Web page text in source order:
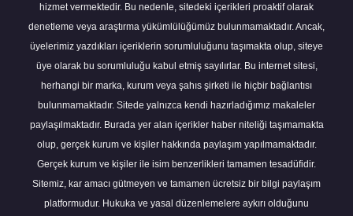
hizmet vermektedir. Bu nedenle, sitedeki içerikleri proaktif olarak
denetleme veya araştırma yükümlülüğümüz bulunmamaktadır. Ancak,
üyelerimiz yazdıkları içeriklerin sorumluluğunu taşımakta olup, siteye
üye olarak bu sorumluluğu kabul etmiş sayılırlar. Bu internet sitesi,
herhangi bir marka, kurum veya şahıs şirketi ile hiçbir bağlantısı
bulunmamaktadır. Sitede yalnızca kendi hazırladığımız makaleler
paylaşılmaktadır. Burada yer alan içerikler haber niteliği taşımamakta
olup, gerçek kurum ve kişiler hakkında paylaşım yapılmamaktadır.
Gerçek kurum ve kişiler ile isim benzerlikleri tamamen tesadüfidir.
Sitemiz, kar amacı gütmeyen ve tamamen ücretsiz bir bilgi paylaşım
platformudur. Hukuka ve yasal düzenlemelere aykırı olduğunu